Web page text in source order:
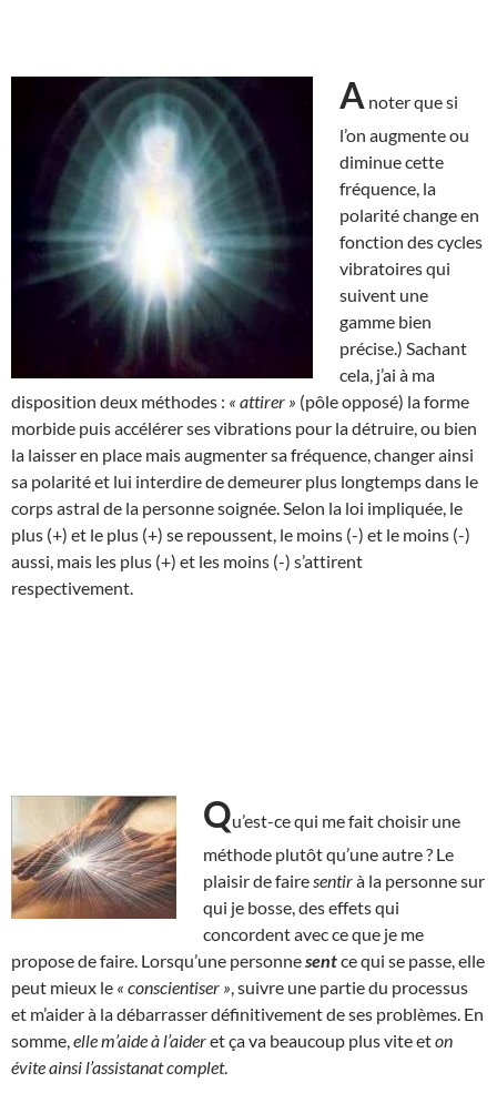
A noter que si
l’on augmente ou
diminue cette
fréquence, la
polarité change en
fonction des cycles
vibratoires qui
suivent une
gamme bien
précise.) Sachant
cela, j’ai à ma
disposition deux méthodes : « attirer » (pôle opposé) la forme
morbide puis accélérer ses vibrations pour la détruire, ou bien
la laisser en place mais augmenter sa fréquence, changer ainsi
sa polarité et lui interdire de demeurer plus longtemps dans le
corps astral de la personne soignée. Selon la loi impliquée, le
plus (+) et le plus (+) se repoussent, le moins (-) et le moins (-)
aussi, mais les plus (+) et les moins (-) s’attirent
respectivement.
Qu’est-ce qui me fait choisir une
méthode plutôt qu’une autre ? Le
plaisir de faire sentirà la personne sur
qui je bosse, des effets qui
concordent avec ce que je me
propose de faire. Lorsqu’une personnesentce qui se passe, elle
peut mieux le « conscientiser » , suivre une partie du processus
et m’aider à la débarrasser définitivement de ses problèmes. En
somme, elle m’aide à l’aideret ça va beaucoup plus vite eton
évite ainsi l’assistanat complet.